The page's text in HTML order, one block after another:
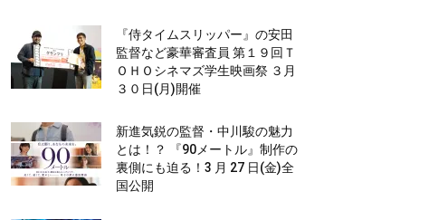
『侍タイムスリッパー』の安田
監督など豪華審査員 第１９回Ｔ
ＯＨＯシネマズ学生映画祭 ３月
３０日(月)開催
新進気鋭の監督・中川駿の魅力
とは！？ 『90メートル』制作の
裏側にも迫る！3 月 27 日(金)全
国公開